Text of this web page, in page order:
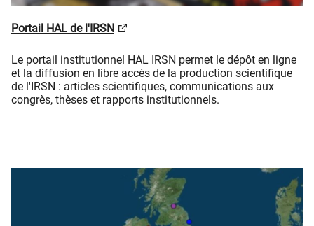
Portail HAL de l'IRSN
Le portail institutionnel HAL IRSN permet le dépôt en ligne
et la diffusion en libre accès de la production scientifique
de l'IRSN : articles scientifiques, communications aux
congrès, thèses et rapports institutionnels.